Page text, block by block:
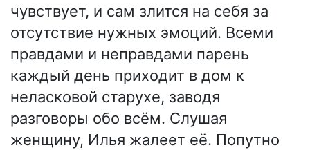
чувствует, и сам злится на себя за
отсутствие нужных эмоций. Всеми
правдами и неправдами парень
каждый день приходит в дом к
неласковой старухе, заводя
разговоры обо всём. Слушая
женщину, Илья жалеет её. Попутно